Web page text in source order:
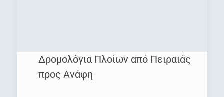
Δρομολόγια Πλοίων από Πειραιάς
προς Ανάφη